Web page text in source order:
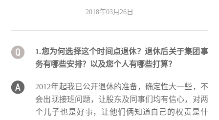
2018年03月26日
1.您为何选择这个时间点退休？退休后关于集团事
务有哪些安排？以及您个人有哪些打算？
2012年起我已公开退休的准备，确定性大一些，不
会出现接班问题，让股东及同事们均有信心，对两
个儿子也是好事，让他们俩知道自己的权责是什